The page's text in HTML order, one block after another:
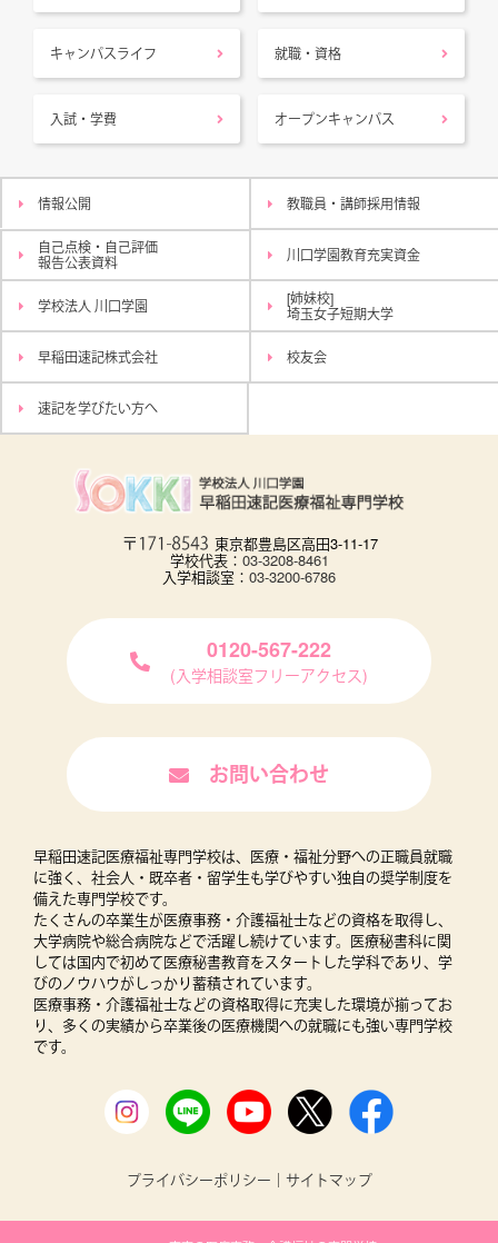
キャンパスライフ 就職・資格
入試・学費 オープンキャンパス
情報公開 教職員・講師採用情報
自己点検・自己評価
報告公表資料
川口学園教育充実資金
学校法人 川口学園
[姉妹校]
埼玉女子短期大学
早稲田速記株式会社 校友会
速記を学びたい方へ
東京都豊島区高田3-11-17
学校代表： 03-3208-8461
入学相談室： 03-3200-6786
0120-567-222
(入学相談室フリーアクセス)
お問い合わせ
早稲田速記医療福祉専門学校は、医療・福祉分野への正職員就職
に強く、社会人・既卒者・留学生も学びやすい独自の奨学制度を
備えた専門学校です。
たくさんの卒業生が医療事務・介護福祉士などの資格を取得し、
大学病院や総合病院などで活躍し続けています。医療秘書科に関
しては国内で初めて医療秘書教育をスタートした学科であり、学
びのノウハウがしっかり蓄積されています。
医療事務・介護福祉士などの資格取得に充実した環境が揃ってお
り、多くの実績から卒業後の医療機関への就職にも強い専門学校
です。
プライバシーポリシー ｜ サイトマップ